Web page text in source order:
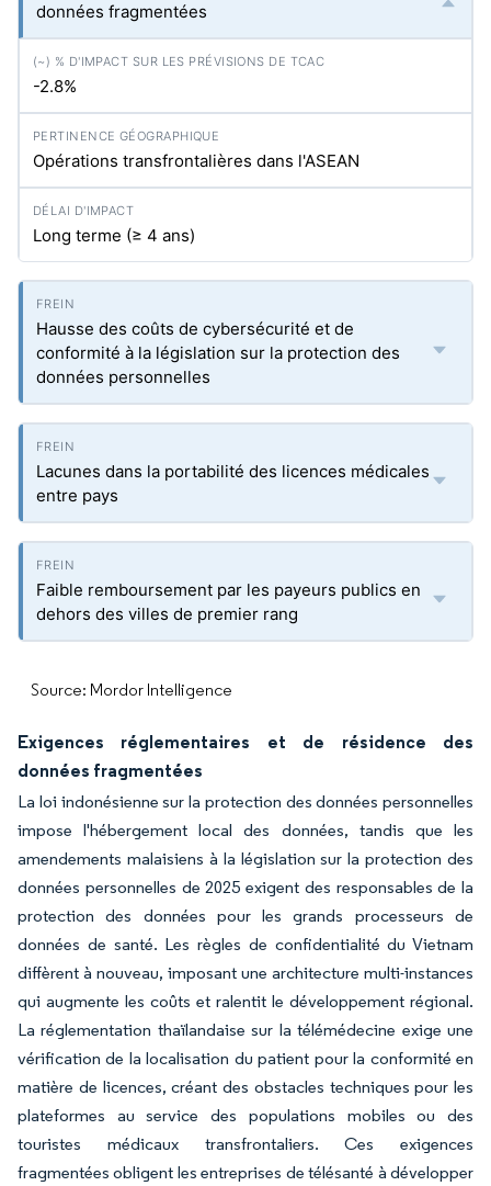
données fragmentées
-2.8%
Opérations transfrontalières dans l'ASEAN
Long terme (≥ 4 ans)
Hausse des coûts de cybersécurité et de
conformité à la législation sur la protection des
données personnelles
Lacunes dans la portabilité des licences médicales
entre pays
Faible remboursement par les payeurs publics en
dehors des villes de premier rang
Source: Mordor Intelligence
Exigences réglementaires et de résidence des
données fragmentées
La loi indonésienne sur la protection des données personnelles
impose l'hébergement local des données, tandis que les
amendements malaisiens à la législation sur la protection des
données personnelles de 2025 exigent des responsables de la
protection des données pour les grands processeurs de
données de santé. Les règles de confidentialité du Vietnam
diffèrent à nouveau, imposant une architecture multi-instances
qui augmente les coûts et ralentit le développement régional.
La réglementation thaïlandaise sur la télémédecine exige une
vérification de la localisation du patient pour la conformité en
matière de licences, créant des obstacles techniques pour les
plateformes au service des populations mobiles ou des
touristes médicaux transfrontaliers. Ces exigences
fragmentées obligent les entreprises de télésanté à développer